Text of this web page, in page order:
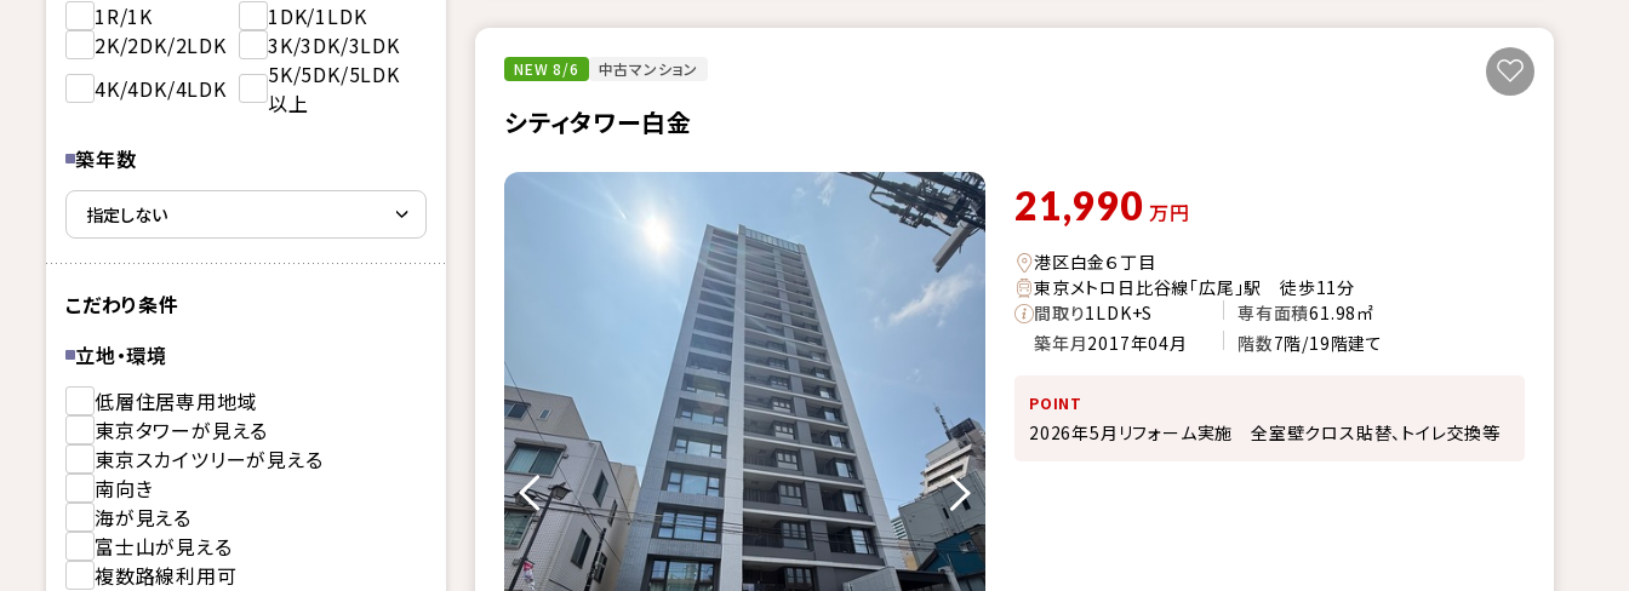
1R/1K
1DK/1LDK
2K/2DK/2LDK
3K/3DK/3LDK
4K/4DK/4LDK
5K/5DK/5LDK
以上
築年数
こだわり条件
立地・環境
低層住居専用地域
東京タワーが見える
東京スカイツリーが見える
南向き
海が見える
富士山が見える
複数路線利用可
NEW 8/6 中古マンション
シティタワー白金
21,990 万円
港区白金６丁目
東京メトロ日比谷線「広尾」駅 徒歩11分
間取り1LDK+S 専有面積61.98㎡
築年月2017年04月 階数7階/19階建て
POINT
2026年5月リフォーム実施 全室壁クロス貼替、トイレ交換等